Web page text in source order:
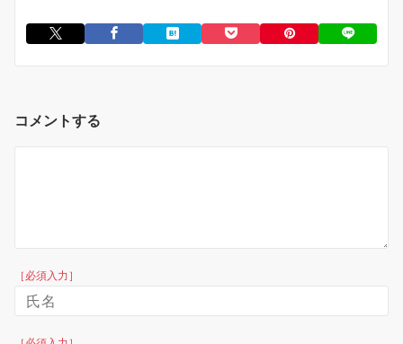
コメントする
［必須入力］